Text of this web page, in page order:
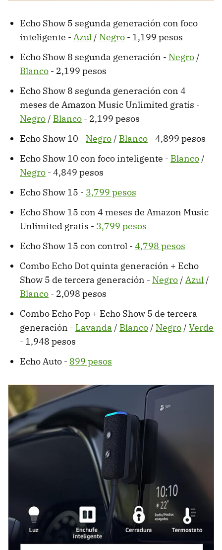
Echo Show 5 segunda generación con foco
inteligente - Azul / Negro - 1,199 pesos
Echo Show 8 segunda generación - Negro /
Blanco - 2,199 pesos
Echo Show 8 segunda generación con 4
meses de Amazon Music Unlimited gratis -
Negro / Blanco - 2,199 pesos
Echo Show 10 - Negro / Blanco - 4,899 pesos
Echo Show 10 con foco inteligente - Blanco /
Negro - 4,849 pesos
Echo Show 15 - 3,799 pesos
Echo Show 15 con 4 meses de Amazon Music
Unlimited gratis - 3,799 pesos
Echo Show 15 con control - 4,798 pesos
Combo Echo Dot quinta generación + Echo
Show 5 de tercera generación - Negro / Azul /
Blanco - 2,098 pesos
Combo Echo Pop + Echo Show 5 de tercera
generación - Lavanda / Blanco / Negro / Verde
- 1,948 pesos
Echo Auto - 899 pesos